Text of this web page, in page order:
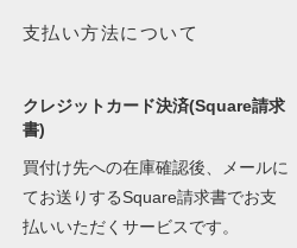
支払い方法について
クレジットカード決済(Square請求
書)
買付け先への在庫確認後、メールに
てお送りするSquare請求書でお支
払いいただくサービスです。